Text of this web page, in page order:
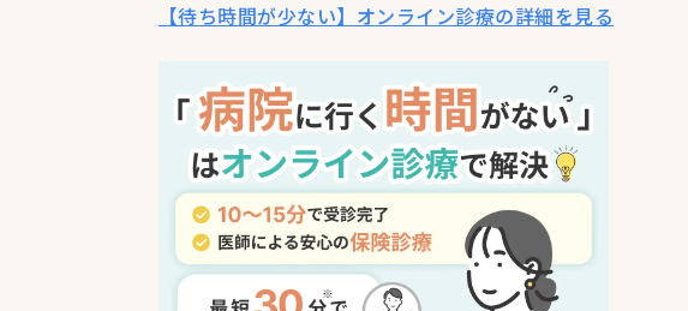
【待ち時間が少ない】オンライン診療の詳細を見る